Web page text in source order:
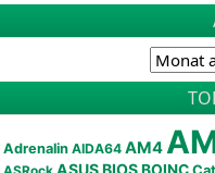
Adrenalin AIDA64 AM4